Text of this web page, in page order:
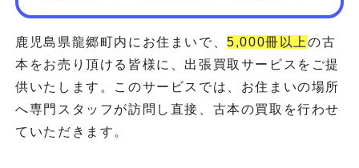
鹿児島県龍郷町内にお住まいで、5,000冊以上 の古
本をお売り頂ける皆様に、出張買取サービスをご提
供いたします。このサービスでは、お住まいの場所
へ専門スタッフが訪問し直接、古本の買取を行わせ
ていただきます。